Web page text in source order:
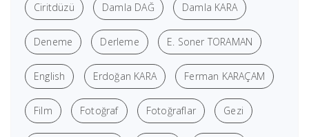
Ciritdüzü Damla DAĞ Damla KARA
Deneme Derleme E. Soner TORAMAN
English Erdoğan KARA Ferman KARAÇAM
Film Fotoğraf Fotoğraflar Gezi